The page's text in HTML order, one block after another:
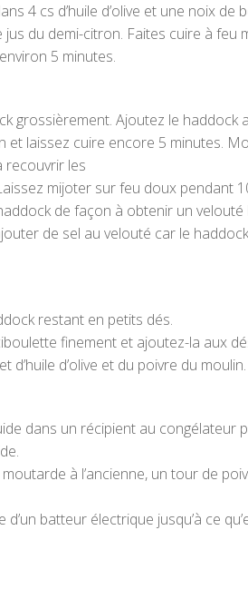
4 cs d’huile d’olive et une noix de
jus du demi-citron. Faites cuire à feu
5 minutes.
grossièrement. Ajoutez le haddock
et laissez cuire encore 5 minutes.
recouvrir les
mijoter sur feu doux pendant
de façon à obtenir un
de sel au velouté car le
restant en petits dés.
finement et ajoutez-la aux
d’huile d’olive et du poivre du moulin.
dans un récipient au congélateur
à l’ancienne, un tour de
d’un batteur électrique jusqu’à ce